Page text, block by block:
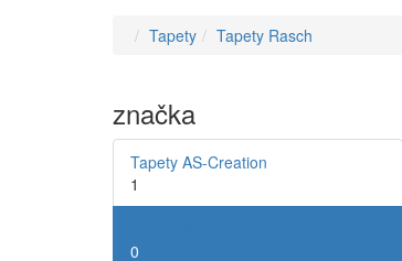
Tapety Tapety Rasch
značka
Tapety AS-Creation
1
0